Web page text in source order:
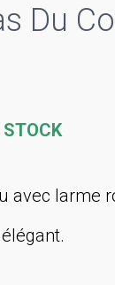
Du
STOCK
avec larme